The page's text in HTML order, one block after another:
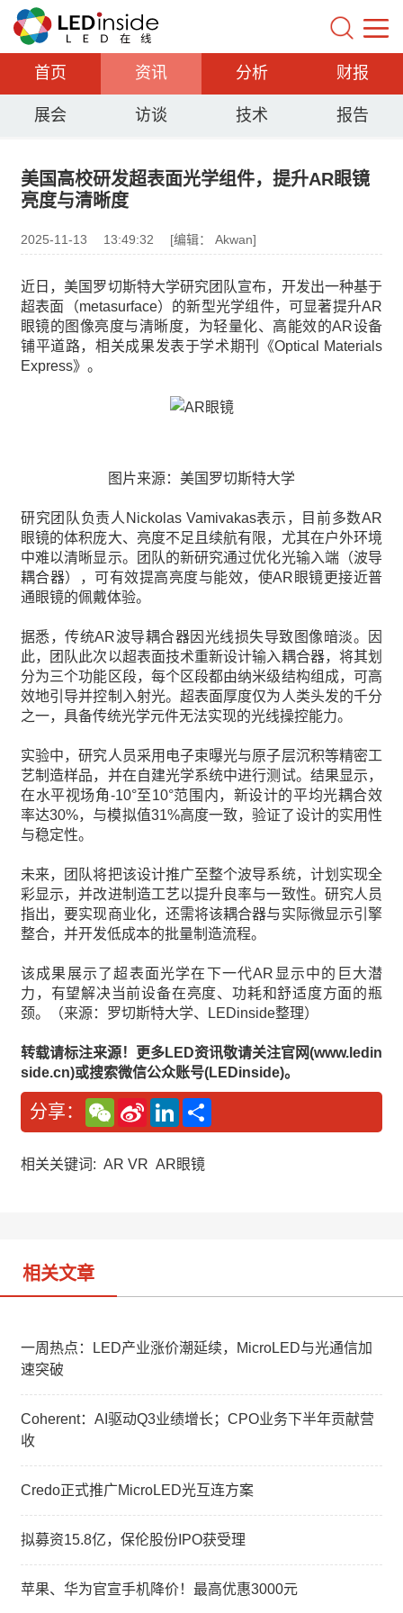
首页 资讯 分析 财报
展会 访谈 技术 报告
美国高校研发超表面光学组件，提升AR眼镜
亮度与清晰度
2025-11-13 13:49:32 [编辑： Akwan]
近日，美国罗切斯特大学研究团队宣布，开发出一种基于
超表面（metasurface）的新型光学组件，可显著提升AR
眼镜的图像亮度与清晰度，为轻量化、高能效的AR设备
铺平道路，相关成果发表于学术期刊《Optical Materials
Express》。
图片来源：美国罗切斯特大学
研究团队负责人Nickolas Vamivakas表示，目前多数AR
眼镜的体积庞大、亮度不足且续航有限，尤其在户外环境
中难以清晰显示。团队的新研究通过优化光输入端（波导
耦合器），可有效提高亮度与能效，使AR眼镜更接近普
通眼镜的佩戴体验。
据悉，传统AR波导耦合器因光线损失导致图像暗淡。因
此，团队此次以超表面技术重新设计输入耦合器，将其划
分为三个功能区段，每个区段都由纳米级结构组成，可高
效地引导并控制入射光。超表面厚度仅为人类头发的千分
之一，具备传统光学元件无法实现的光线操控能力。
实验中，研究人员采用电子束曝光与原子层沉积等精密工
艺制造样品，并在自建光学系统中进行测试。结果显示，
在水平视场角-10°至10°范围内，新设计的平均光耦合效
率达30%，与模拟值31%高度一致，验证了设计的实用性
与稳定性。
未来，团队将把该设计推广至整个波导系统，计划实现全
彩显示，并改进制造工艺以提升良率与一致性。研究人员
指出，要实现商业化，还需将该耦合器与实际微显示引擎
整合，并开发低成本的批量制造流程。
该成果展示了超表面光学在下一代AR显示中的巨大潜
力，有望解决当前设备在亮度、功耗和舒适度方面的瓶
颈。（来源：罗切斯特大学、LEDinside整理）
转载请标注来源！更多LED资讯敬请关注官网(www.ledin
side.cn)或搜索微信公众账号(LEDinside)。
分享：
W
e
C
a
S
n
W
L
n
e
相关关键词: AR VR AR眼镜
相关文章
一周热点：LED产业涨价潮延续，MicroLED与光通信加
速突破
Coherent：AI驱动Q3业绩增长；CPO业务下半年贡献营
收
Credo正式推广MicroLED光互连方案
拟募资15.8亿，保伦股份IPO获受理
苹果、华为官宣手机降价！最高优惠3000元